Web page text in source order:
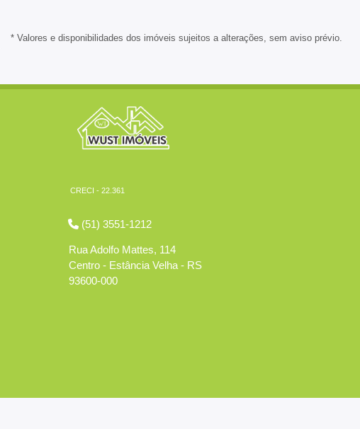
* Valores e disponibilidades dos imóveis sujeitos a alterações, sem aviso prévio.
CRECI - 22.361
(51) 3551-1212
Rua Adolfo Mattes, 114
Centro - Estância Velha - RS
93600-000